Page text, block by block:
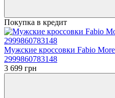
Покупка в кредит
Мужские кроссовки Fabio
2999860783148
3 699 грн